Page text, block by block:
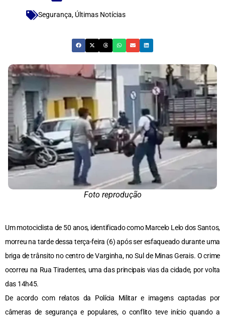
Segurança, Últimas Notícias
Foto reprodução
Um motociclista de 50 anos, identificado como Marcelo Lelo dos Santos,
morreu na tarde dessa terça-feira (6) após ser esfaqueado durante uma
briga de trânsito no centro de Varginha, no Sul de Minas Gerais. O crime
ocorreu na Rua Tiradentes, uma das principais vias da cidade, por volta
das 14h45.
De acordo com relatos da Polícia Militar e imagens captadas por
câmeras de segurança e populares, o conflito teve início quando a